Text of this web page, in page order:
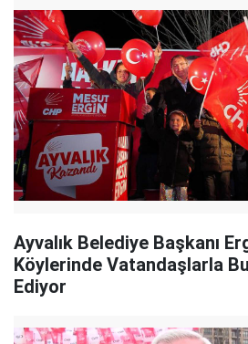
Ayvalık Belediye Başkanı
Köylerinde Vatandaşlarla
Ediyor